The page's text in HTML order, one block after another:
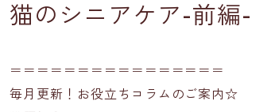
販売
LINE UP
プレミアムドッグ
(鶏肉＋ウサギ肉)
猫のシニアケア-前編-
＝＝＝＝＝＝＝＝＝＝＝＝＝＝＝＝
毎月更新！お役立ちコラムのご案内☆